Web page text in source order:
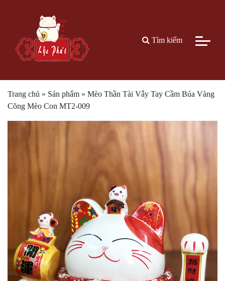
Tìm kiếm
Trang chủ » Sản phẩm » Mèo Thần Tài Vẫy Tay Cầm Búa Vàng
Cõng Mèo Con MT2-009